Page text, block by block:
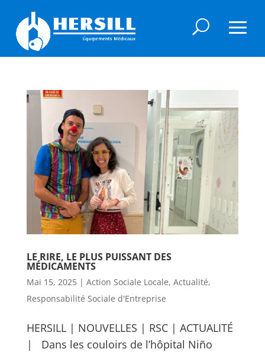
LE RIRE, LE PLUS PUISSANT DES
MÉDICAMENTS
Mai 15, 2025| Action Sociale Locale, Actualité,
Responsabilité Sociale d'Entreprise
HERSILL | NOUVELLES | RSC | ACTUALITÉ
| Dans les couloirs de l’hôpital Niño